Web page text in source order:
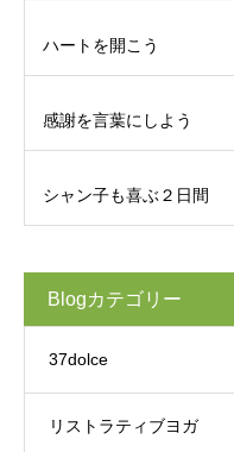
ハートを開こう
感謝を言葉にしよう
シャン子も喜ぶ２日間
Blogカテゴリー
37dolce
リストラティブヨガ